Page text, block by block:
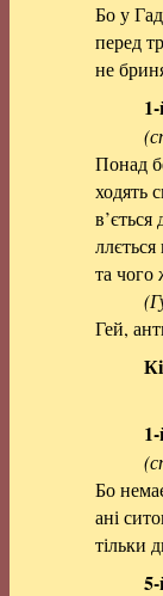
Бо у
перед
не
Понад
ходять
та
Гей,
Бо
ані
тільки